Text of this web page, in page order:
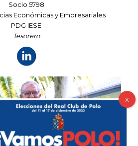
Socio 5798
Económicas y Empresariales
PDG IESE
Tesorero